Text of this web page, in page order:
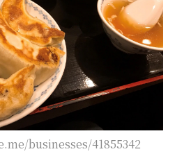
businesses/41855342